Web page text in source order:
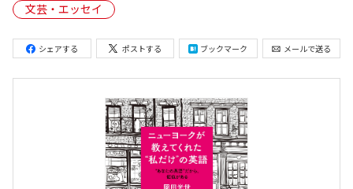
文芸・エッセイ
シェアする ポストする ブックマーク メールで送る